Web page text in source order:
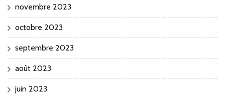
novembre 2023
octobre 2023
septembre 2023
août 2023
juin 2023